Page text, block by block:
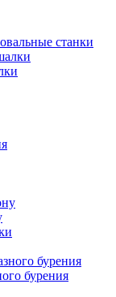
станки
бурения